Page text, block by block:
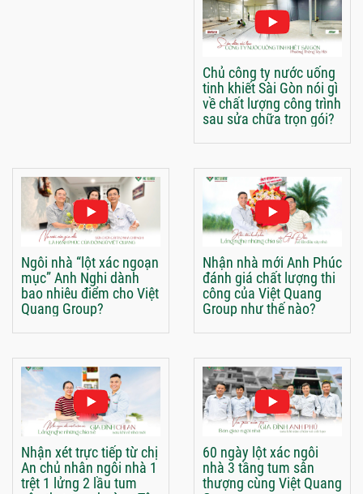
Chủ công ty nước uống
tinh khiết Sài Gòn nói gì
về chất lượng công trình
sau sửa chữa trọn gói?
Ngôi nhà “lột xác ngoạn
mục” Anh Nghi dành
bao nhiêu điểm cho Việt
Quang Group?
Nhận nhà mới Anh Phúc
đánh giá chất lượng thi
công của Việt Quang
Group như thế nào?
Nhận xét trực tiếp từ chị
An chủ nhân ngôi nhà 1
trệt 1 lửng 2 lầu tum
60 ngày lột xác ngôi
nhà 3 tầng tum sân
thượng cùng Việt Quang